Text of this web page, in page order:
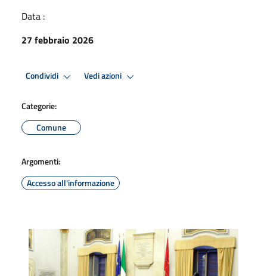
Data :
27 febbraio 2026
Condividi Vedi azioni
Categorie:
Comune
Argomenti:
Accesso all'informazione